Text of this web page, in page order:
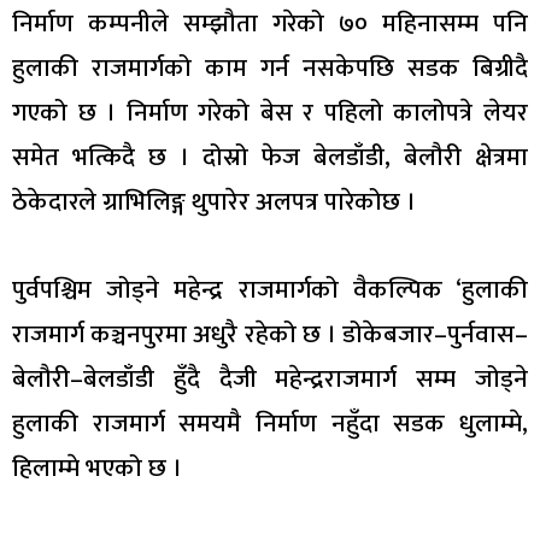
निर्माण कम्पनीले सम्झौता गरेको ७० महिनासम्म पनि
हुलाकी राजमार्गको काम गर्न नसकेपछि सडक बिग्रीदै
गएको छ । निर्माण गरेको बेस र पहिलो कालोपत्रे लेयर
समेत भत्किदै छ । दोस्रो फेज बेलडाँडी, बेलौरी क्षेत्रमा
ठेकेदारले ग्राभिलिङ्ग थुपारेर अलपत्र पारेकोछ ।
पुर्वपश्चिम जोड्ने महेन्द्र राजमार्गको वैकल्पिक ‘हुलाकी
राजमार्ग कञ्चनपुरमा अधुरै रहेको छ । डोकेबजार–पुर्नवास–
बेलौरी–बेलडाँडी हुँदै दैजी महेन्द्रराजमार्ग सम्म जोड्ने
हुलाकी राजमार्ग समयमै निर्माण नहुँदा सडक धुलाम्मे,
हिलाम्मे भएको छ ।